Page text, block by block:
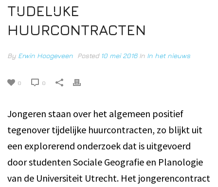
TIJDELIJKE
HUURCONTRACTEN
By Erwin Hoogeveen Posted 10 mei 2016In In het nieuws
0 0
Jongeren staan over het algemeen positief
tegenover tijdelijke huurcontracten, zo blijkt uit
een explorerend onderzoek dat is uitgevoerd
door studenten Sociale Geografie en Planologie
van de Universiteit Utrecht. Het jongerencontract